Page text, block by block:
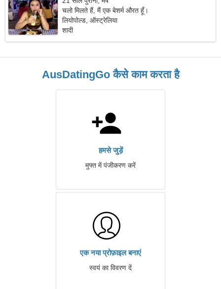
चलो मिलते हैं, मैं एक बेशर्म औरत हूँ।
लियोपोल्ड, ऑस्ट्रेलिया
शादी
AusDatingGo कैसे काम करता है
हमसे जुड़ें
मुफ्त में पंजीकरण करें
एक नया प्रोफ़ाइल बनाएं
स्वयं का विवरण दें